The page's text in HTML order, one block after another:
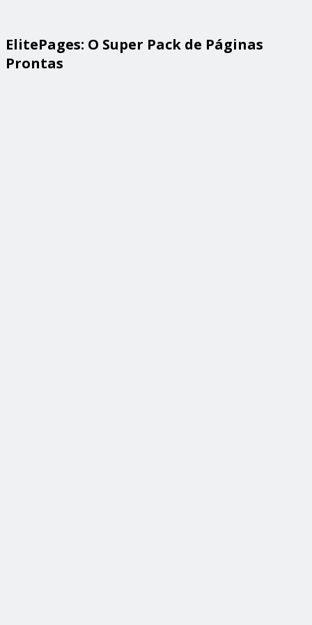
ElitePages: O Super Pack de Páginas
Prontas